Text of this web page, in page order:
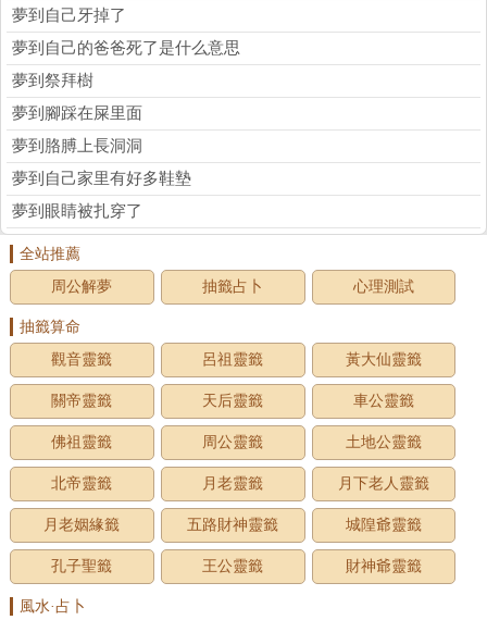
夢到自己牙掉了
夢到自己的爸爸死了是什么意思
夢到祭拜樹
夢到腳踩在屎里面
夢到胳膊上長洞洞
夢到自己家里有好多鞋墊
夢到眼睛被扎穿了
全站推薦
周公解夢
抽籤占卜 心理測試
抽籤算命
觀音靈籤
呂祖靈籤 黃大仙靈籤
關帝靈籤 天后靈籤 車公靈籤
佛祖靈籤 周公靈籤 土地公靈籤
北帝靈籤 月老靈籤 月下老人靈籤
月老姻緣籤 五路財神靈籤 城隍爺靈籤
孔子聖籤 王公靈籤 財神爺靈籤
風水·占卜